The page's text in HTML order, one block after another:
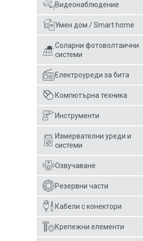
Видеонаблюдение
Умен дом / Smart home
Соларни фотоволтаични
системи
Електроуреди за бита
Компютърна техника
Инструменти
Измервателни уреди и
системи
Озвучаване
Резервни части
Кабели с конектори
Крепежни елементи